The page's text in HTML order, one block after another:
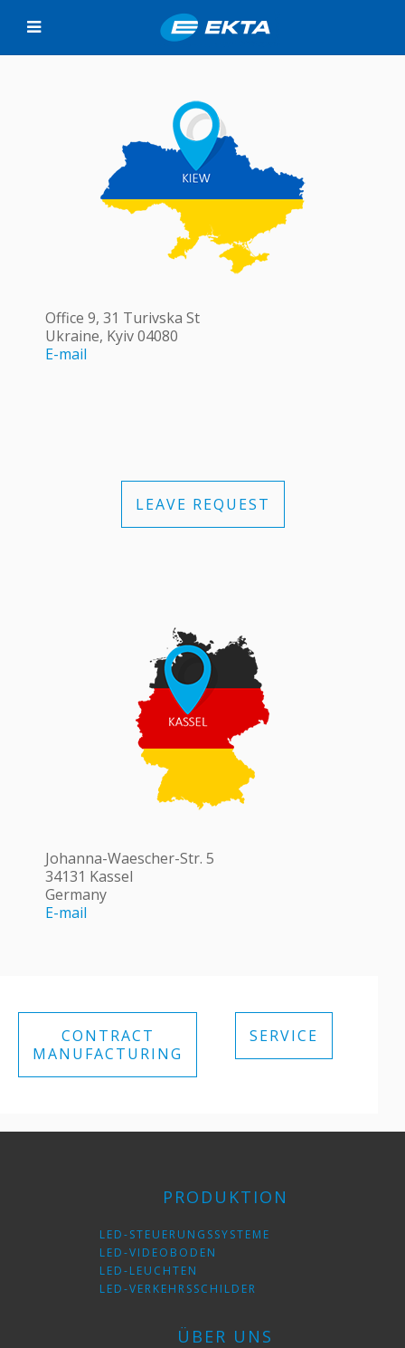
Office 9, 31 Turivska St
Ukraine, Kyiv 04080
E-mail
LEAVE REQUEST
Johanna-Waescher-Str. 5
34131 Kassel
Germany
E-mail
CONTRACT
MANUFACTURING
SERVICE
PRODUKTION
LED-STEUERUNGSSYSTEME
LED-VIDEOBODEN
LED-LEUCHTEN
LED-VERKEHRSSCHILDER
ÜBER UNS